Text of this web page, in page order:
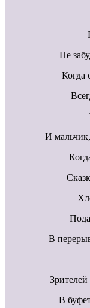
Не
Когда
И
В
В